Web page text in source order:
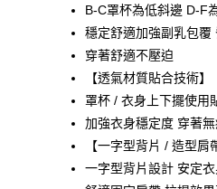
聯邦商業銀行
元大商業銀行
台新國際商業銀行
台灣樂天信用卡公司
全盈+PAY
AFTEE先享後付
相關說明
【關於「AFTEE先享後付」】
AFTEE先享後付是「在收到
便利好安心！
１．簡單：不需註冊會員、
２．便利：只要手機號碼，簡
３．安心：先確認商品／服務
ATM付款
運送方式
B-C罩杯為低斜邊 D-F
穩定舒適加強副乳包覆
穿著舒適不壓迫
【透氣材質貼合技術】
罩杯 / 衣身上下擺使用
加強衣身穩定度 穿著
【一字型背片 / 造型肩
一字型背片設計 安定